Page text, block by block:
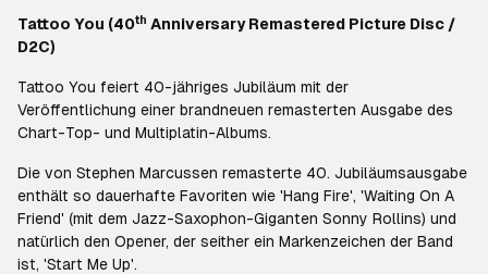
Tattoo You (40th Anniversary Remastered Picture Disc /
D2C)
Tattoo You feiert 40-jähriges Jubiläum mit der
Veröffentlichung einer brandneuen remasterten Ausgabe des
Chart-Top- und Multiplatin-Albums.
Die von Stephen Marcussen remasterte 40. Jubiläumsausgabe
enthält so dauerhafte Favoriten wie 'Hang Fire', 'Waiting On A
Friend' (mit dem Jazz-Saxophon-Giganten Sonny Rollins) und
natürlich den Opener, der seither ein Markenzeichen der Band
ist, 'Start Me Up'.